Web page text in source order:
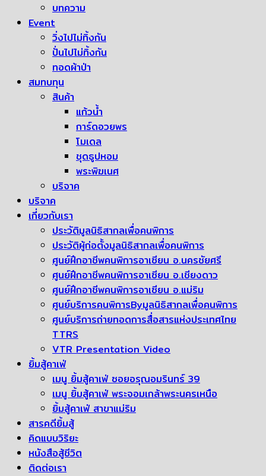
บทความ
Event
วิ่งไปไม่ทิ้งกัน
ปั่นไปไม่ทิ้งกัน
ทอดผ้าป่า
สมทบทุน
สินค้า
แก้วน้ำ
การ์ดอวยพร
โมเดล
ชุดธูปหอม
พระพิฆเนศ
บริจาค
บริจาค
เกี่ยวกับเรา
ประวัติมูลนิธิสากลเพื่อคนพิการ
ประวัติผู้ก่อตั้งมูลนิธิสากลเพื่อคนพิการ
ศูนย์ฝึกอาชีพคนพิการอาเซียน อ.นครชัยศรี
ศูนย์ฝึกอาชีพคนพิการอาเซียน อ.เชียงดาว
ศูนย์ฝึกอาชีพคนพิการอาเซียน อ.แม่ริม
ศูนย์บริการคนพิการByมูลนิธิสากลเพื่อคนพิการ
ศูนย์บริการถ่ายทอดการสื่อสารแห่งประเทศไทย
TTRS
VTR Presentation Video
ยิ้มสู้คาเฟ่
เมนู ยิ้มสู้คาเฟ่ ซอยอรุณอมรินทร์ 39
เมนู ยิ้มสู้คาเฟ่ พระจอมเกล้าพระนครเหนือ
ยิ้มสู้คาเฟ่ สาขาแม่ริม
สารคดียิ้มสู้
คิดแบบวิริยะ
หนังสือสู้ชีวิต
ติดต่อเรา